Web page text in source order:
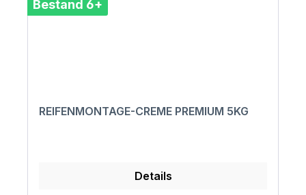
Bestand 6+
REIFENMONTAGE-CREME PREMIUM 5KG
Details